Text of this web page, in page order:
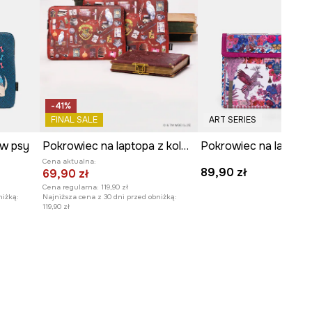
psy
-41%
FINAL SALE
Pokrowiec na laptopa z kolekcji Harry Potter
Cena aktualna:
69,90 zł
Cena regularna: 119,90 zł
Najniższa cena z 30 dni przed obniżką:
119,90 zł
ART SERIES
89,90 zł